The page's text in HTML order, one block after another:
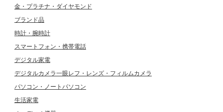
金・プラチナ・ダイヤモンド
ブランド品
時計・腕時計
スマートフォン・携帯電話
デジタル家電
デジタルカメラ一眼レフ・レンズ・フィルムカメラ
パソコン・ノートパソコン
生活家電